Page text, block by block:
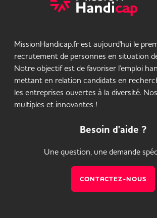
MissionHandicap.fr est aujourd'hui le
recrutement de personnes en situation
Notre objectif est de favoriser l'emploi
mettant en relation candidats en
les entreprises ouvertes à la diversité.
multiples et innovantes !
Besoin d'aide ?
Une question, une demande
CONTACTEZ-NOUS